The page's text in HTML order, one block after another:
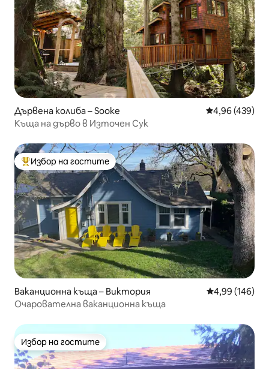
Дървена колиба – Sooke Средна
4,96 (439)
Къща на дърво в Източен Сук
Най-популярен избор на гостите
Избор на гостите
Ваканционна къща – Виктория Средна
4,99 (146)
Очарователна ваканционна къща
Избор на гостите
Избор на гостите